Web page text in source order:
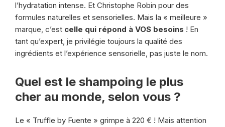
l’hydratation intense. Et Christophe Robin pour des
formules naturelles et sensorielles. Mais la « meilleure »
marque, c’est celle qui répond à VOS besoins ! En
tant qu’expert, je privilégie toujours la qualité des
ingrédients et l’expérience sensorielle, pas juste le nom.
Quel est le shampoing le plus
cher au monde, selon vous ?
Le « Truffle by Fuente » grimpe à 220 € ! Mais attention